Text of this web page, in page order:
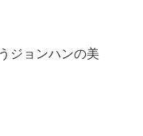
ジョンハンの美